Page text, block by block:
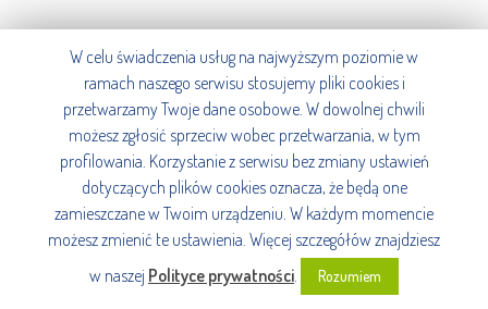
W celu świadczenia usług na najwyższym poziomie w
ramach naszego serwisu stosujemy pliki cookies i
przetwarzamy Twoje dane osobowe. W dowolnej chwili
możesz zgłosić sprzeciw wobec przetwarzania, w tym
profilowania. Korzystanie z serwisu bez zmiany ustawień
dotyczących plików cookies oznacza, że będą one
zamieszczane w Twoim urządzeniu. W każdym momencie
możesz zmienić te ustawienia. Więcej szczegółów znajdziesz
w naszej Polityce prywatności. Rozumiem